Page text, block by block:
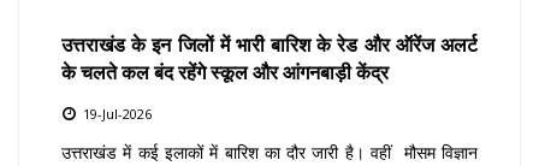
उत्तराखंड के इन जिलों में भारी बारिश के रेड और ऑरेंज अलर्ट
के चलते कल बंद रहेंगे स्कूल और आंगनबाड़ी केंद्र
19-Jul-2026
उत्तराखंड में कई इलाकों में बारिश का दौर जारी है। वहीं मौसम विज्ञान